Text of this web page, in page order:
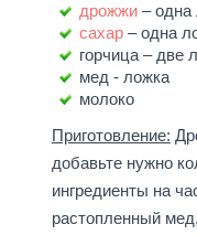
дрожжи– одна
сахар– одна
горчица – две
мед - ложка
молоко
Приготовление:
добавьте нужно
ингредиенты на
растопленный